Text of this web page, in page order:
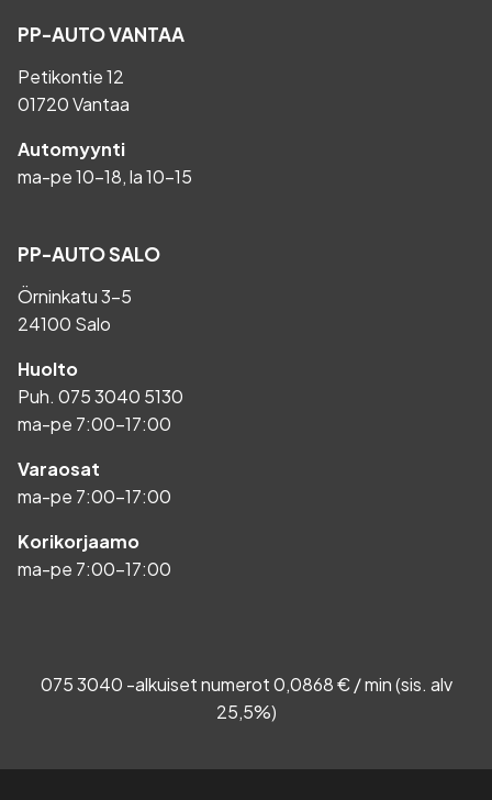
PP-AUTO VANTAA
Petikontie 12
01720 Vantaa
Automyynti
ma-pe 10-18, la 10-15
PP-AUTO SALO
Örninkatu 3-5
24100 Salo
Huolto
Puh. 075 3040 5130
ma-pe 7:00-17:00
Varaosat
ma-pe 7:00-17:00
Korikorjaamo
ma-pe 7:00-17:00
075 3040 -alkuiset numerot 0,0868 € / min (sis. alv
25,5%)